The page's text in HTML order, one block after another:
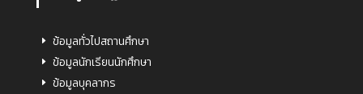
ข้อมูลทั่วไปสถานศึกษา
ข้อมูลนักเรียนนักศึกษา
ข้อมูลบุคลากร